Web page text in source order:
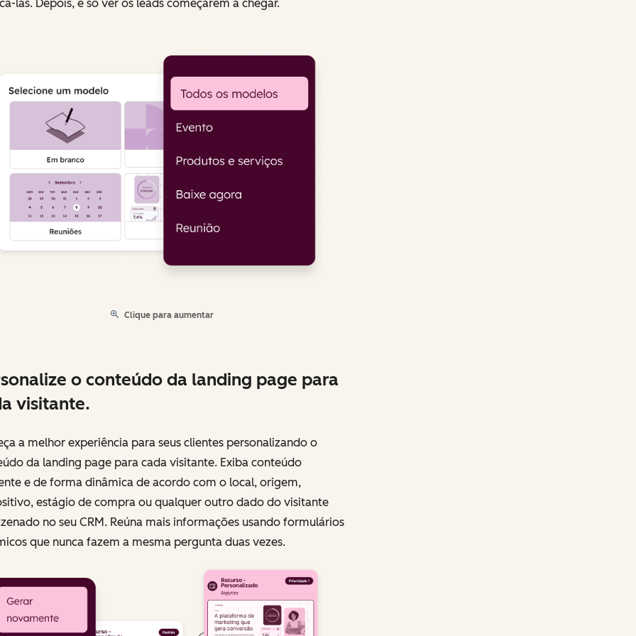
las. Depois, é só ver os leads começarem a chegar.
Clique para aumentar
o conteúdo da landing page para
visitante.
a melhor experiência para seus clientes personalizando o
da landing page para cada visitante. Exiba conteúdo
e de forma dinâmica de acordo com o local, origem,
estágio de compra ou qualquer outro dado do visitante
no seu CRM. Reúna mais informações usando formulários
que nunca fazem a mesma pergunta duas vezes.